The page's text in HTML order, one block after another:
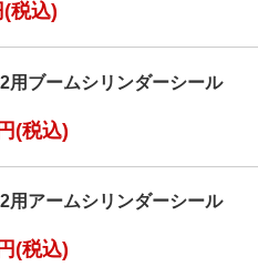
税込)
用ブームシリンダーシール
(税込)
用アームシリンダーシール
(税込)